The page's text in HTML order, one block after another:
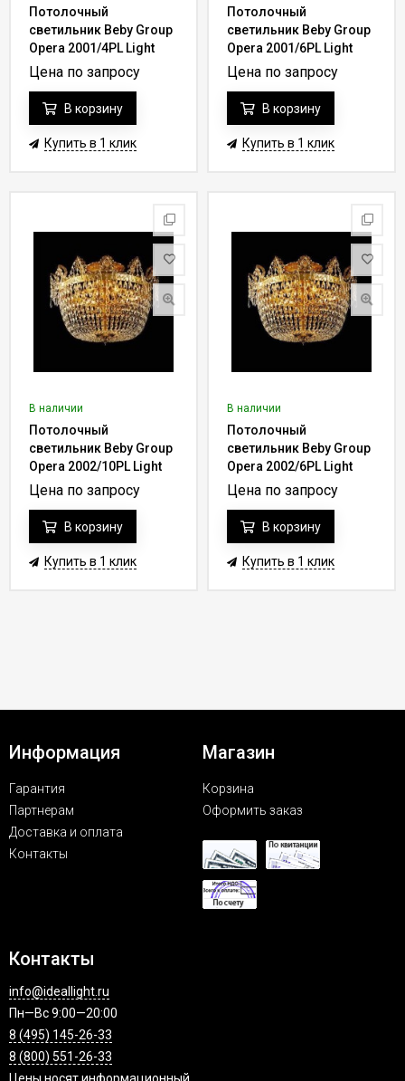
Потолочный
светильник Beby Group
Opera 2001/4PL Light
gold CUT CRYSTAL
Цена по запросу
В корзину
Купить в 1 клик
Потолочный
светильник Beby Group
Opera 2001/6PL Light
gold CUT CRYSTAL
Цена по запросу
В корзину
Купить в 1 клик
В наличии
Потолочный
светильник Beby Group
Opera 2002/10PL Light
gold CUT CRYSTAL
Цена по запросу
В корзину
Купить в 1 клик
В наличии
Потолочный
светильник Beby Group
Opera 2002/6PL Light
gold CUT CRYSTAL
Цена по запросу
В корзину
Купить в 1 клик
Информация
Гарантия
Партнерам
Доставка и оплата
Контакты
Магазин
Корзина
Оформить заказ
Контакты
info@ideallight.ru
Пн—Вс 9:00—20:00
8 (495) 145-26-33
8 (800) 551-26-33